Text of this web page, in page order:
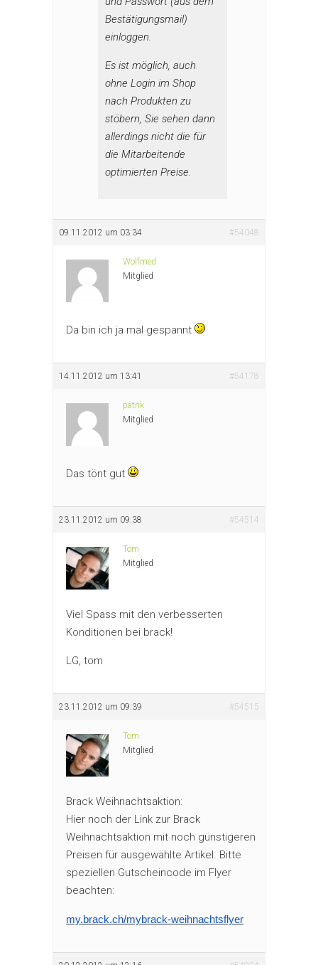
Bestätigungsmail)
einloggen.
Es ist möglich, auch
ohne Login im Shop
nach Produkten zu
stöbern, Sie sehen dann
allerdings nicht die für
die Mitarbeitende
optimierten Preise.
09.11.2012 um 03:34 #54048
Wolfmed
Mitglied
Da bin ich ja mal gespannt
14.11.2012 um 13:41 #54178
patrik
Mitglied
Das tönt gut
23.11.2012 um 09:38 #54514
Tom
Mitglied
Viel Spass mit den verbesserten
Konditionen bei brack!
LG, tom
23.11.2012 um 09:39 #54515
Tom
Mitglied
Brack Weihnachtsaktion:
Hier noch der Link zur Brack
Weihnachtsaktion mit noch günstigeren
Preisen für ausgewählte Artikel. Bitte
speziellen Gutscheincode im Flyer
beachten:
my.brack.ch/mybrack-weihnachtsflyer